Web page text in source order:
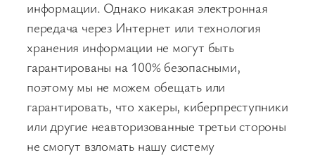
информации. Однако никакая электронная
передача через Интернет или технология
хранения информации не могут быть
гарантированы на 100% безопасными,
поэтому мы не можем обещать или
гарантировать, что хакеры, киберпреступники
или другие неавторизованные третьи стороны
не смогут взломать нашу систему